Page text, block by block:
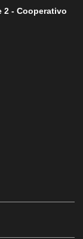
2 - Cooperativo